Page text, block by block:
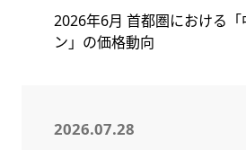
2026年6月 首都圏における「
ン」の価格動向
2026.07.28